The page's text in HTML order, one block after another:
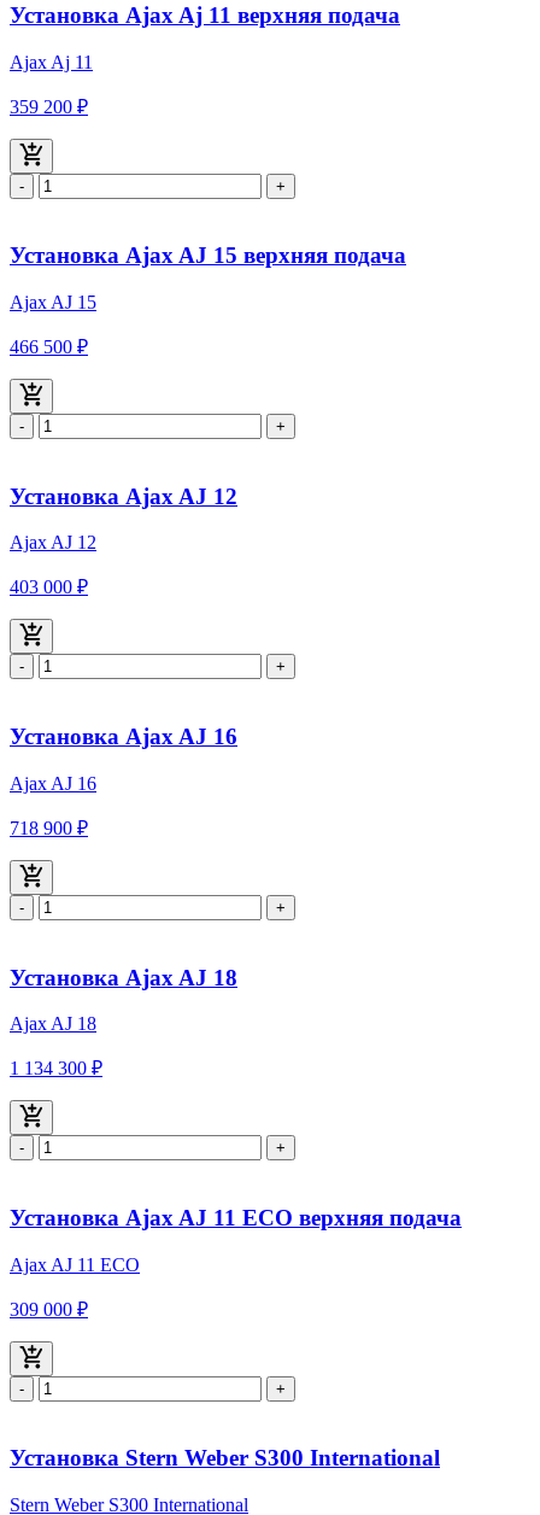
Установка Ajax Aj 11 верхняя подача
Ajax Aj 11
359 200 ₽
- +
Установка Ajax AJ 15 верхняя подача
Ajax AJ 15
466 500 ₽
- +
Установка Ajax AJ 12
Ajax AJ 12
403 000 ₽
- +
Установка Ajax AJ 16
Ajax AJ 16
718 900 ₽
- +
Установка Ajax AJ 18
Ajax AJ 18
1 134 300 ₽
- +
Установка Ajax AJ 11 ECO верхняя подача
Ajax AJ 11 ECO
309 000 ₽
- +
Установка Stern Weber S300 International
Stern Weber S300 International